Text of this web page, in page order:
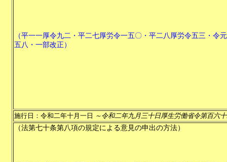
（平一一厚令九二・平二七厚労令一五〇・平二八厚労令五三・令
五八・一部改正）
施行日：令和二年十月一日 ～令和二年九月三十日厚生労働省令第百六
（法第七十条第八項の規定による意見の申出の方法）